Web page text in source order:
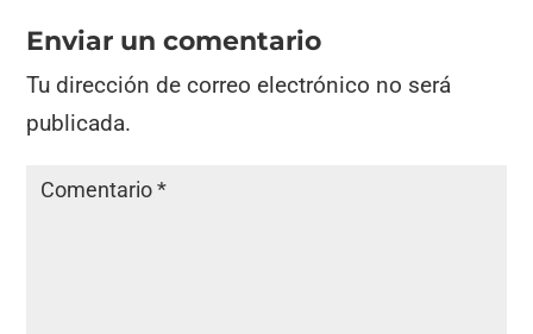
Enviar un comentario
Tu dirección de correo electrónico no será
publicada.